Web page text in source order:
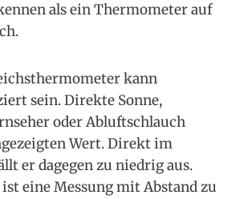
als ein Thermometer auf
kann
sein. Direkte Sonne,
oder Abluftschlauch
Wert. Direkt im
er dagegen zu niedrig aus.
eine Messung mit Abstand zu